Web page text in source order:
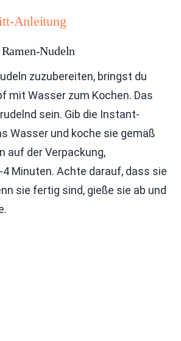
Anleitung
Nudeln
zuzubereiten, bringst du
mit Wasser zum Kochen. Das
sein. Gib die Instant-
Wasser und koche sie gemäß
auf der Verpackung,
Minuten. Achte darauf, dass sie
sie fertig sind, gieße sie ab und